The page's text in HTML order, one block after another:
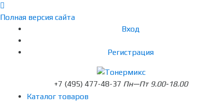
Полная версия сайта
Вход
Регистрация
+7 (495) 477-48-37 Пн—Пт 9.00-18.00
Каталог товаров